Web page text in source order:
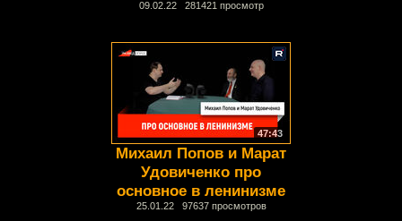
09.02.22 281421 просмотр
47:43
Михаил Попов и Марат
Удовиченко про
основное в ленинизме
25.01.22 97637 просмотров